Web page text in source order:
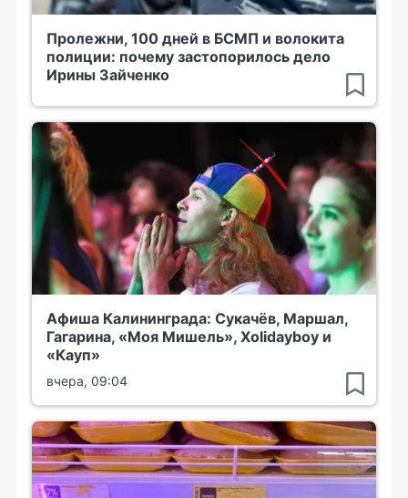
Пролежни, 100 дней в БСМП и волокита
полиции: почему застопорилось дело
Ирины Зайченко
Афиша Калининграда: Сукачёв, Маршал,
Гагарина, «Моя Мишель», Xolidayboy и
«Кауп»
вчера, 09:04